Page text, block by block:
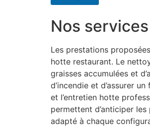
Nos services
Les prestations
hotte restaurant. Le
graisses accumulées et
d’incendie et d’assurer
et l’entretien hotte
permettent d’anticiper
adapté à chaque